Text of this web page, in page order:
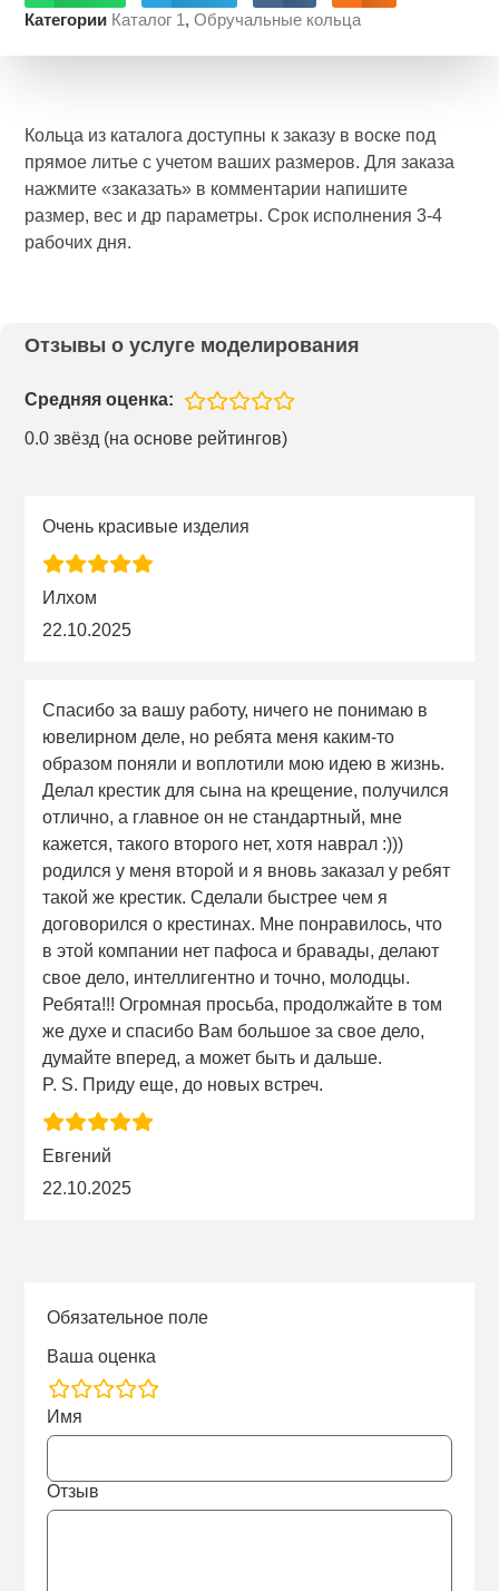
Категории Каталог 1,Обручальные кольца
Кольца из каталога доступны к заказу в воске под
прямое литье с учетом ваших размеров. Для заказа
нажмите «заказать» в комментарии напишите
размер, вес и др параметры. Срок исполнения 3-4
рабочих дня.
Отзывы о услуге моделирования
Средняя оценка:
0.0 звёзд (на основе рейтингов)
Очень красивые изделия
Илхом
22.10.2025
Спасибо за вашу работу, ничего не понимаю в
ювелирном деле, но ребята меня каким-то
образом поняли и воплотили мою идею в жизнь.
Делал крестик для сына на крещение, получился
отлично, а главное он не стандартный, мне
кажется, такого второго нет, хотя наврал :)))
родился у меня второй и я вновь заказал у ребят
такой же крестик. Сделали быстрее чем я
договорился о крестинах. Мне понравилось, что
в этой компании нет пафоса и бравады, делают
свое дело, интеллигентно и точно, молодцы.
Ребята!!! Огромная просьба, продолжайте в том
же духе и спасибо Вам большое за свое дело,
думайте вперед, а может быть и дальше.
P. S. Приду еще, до новых встреч.
Евгений
22.10.2025
Обязательное поле
Ваша оценка
rating
fields
Имя
Отзыв